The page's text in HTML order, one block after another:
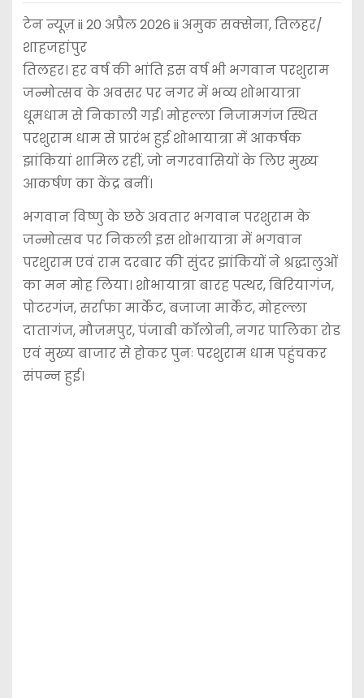
टेन न्यूज़ ii 20 अप्रैल 2026 ii अमुक सक्सेना, तिलहर/
शाहजहांपुर
तिलहर। हर वर्ष की भांति इस वर्ष भी भगवान परशुराम
जन्मोत्सव के अवसर पर नगर में भव्य शोभायात्रा
धूमधाम से निकाली गई। मोहल्ला निजामगंज स्थित
परशुराम धाम से प्रारंभ हुई शोभायात्रा में आकर्षक
झांकियां शामिल रहीं, जो नगरवासियों के लिए मुख्य
आकर्षण का केंद्र बनीं।
भगवान विष्णु के छठे अवतार भगवान परशुराम के
जन्मोत्सव पर निकली इस शोभायात्रा में भगवान
परशुराम एवं राम दरबार की सुंदर झांकियों ने श्रद्धालुओं
का मन मोह लिया। शोभायात्रा बारह पत्थर, बिरियागंज,
पोटरगंज, सर्राफा मार्केट, बजाजा मार्केट, मोहल्ला
दातागंज, मौजमपुर, पंजाबी कॉलोनी, नगर पालिका रोड
एवं मुख्य बाजार से होकर पुनः परशुराम धाम पहुंचकर
संपन्न हुई।